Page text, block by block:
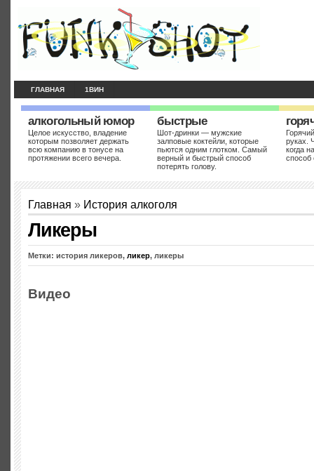
ГЛАВНАЯ 1ВИН
алкогольный юмор
Целое искусство, владение
которым позволяет держать
всю компанию в тонусе на
протяжении всего вечера.
быстрые
Шот-дринки — мужские
залповые коктейли, которые
пьются одним глотком. Самый
верный и быстрый способ
потерять голову.
руках.
когда
способ
Главная » История алкоголя
Ликеры
Метки: история ликеров, ликер, ликеры
Видео